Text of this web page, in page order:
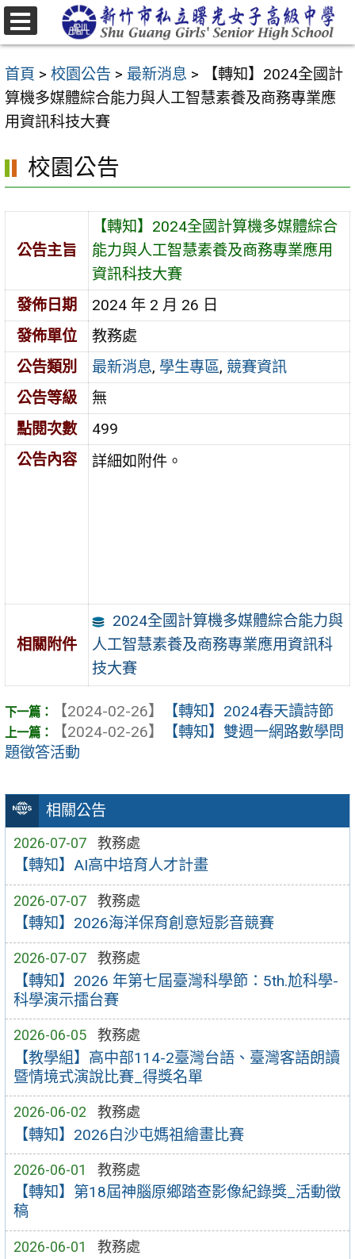
跳
至
要
內
容
首頁 > 校園公告 > 最新消息 >
【轉知】2024全國計
算機多媒體綜合能力與人工智慧素養及商務專業應
用資訊科技大賽
相關公告
2026-07-07 教務處
【轉知】AI高中培育人才計畫
2026-07-07 教務處
【轉知】2026海洋保育創意短影音競賽
2026-07-07 教務處
【轉知】2026 年第七屆臺灣科學節：5th.尬科學-
科學演示擂台賽
2026-06-05 教務處
【教學組】高中部114-2臺灣台語、臺灣客語朗讀
暨情境式演說比賽_得獎名單
2026-06-02 教務處
【轉知】2026白沙屯媽祖繪畫比賽
2026-06-01 教務處
【轉知】第18屆神腦原鄉踏查影像紀錄獎_活動徵
稿
2026-06-01 教務處
校園公告
公告主旨
【轉知】2024全國計算機多媒體綜合
能力與人工智慧素養及商務專業應用
資訊科技大賽
發佈日期
2024 年 2 月 26 日
發佈單位
教務處
公告類別
最新消息, 學生專區, 競賽資訊
公告等級
無
點閱次數
499
公告內容
詳細如附件。
相關附件
2024全國計算機多媒體綜合能力與
人工智慧素養及商務專業應用資訊科
技大賽
【2024-02-26】
【轉知】2024春天讀詩節
【2024-02-26】
【轉知】雙週一網路數學問
題徵答活動
選
單